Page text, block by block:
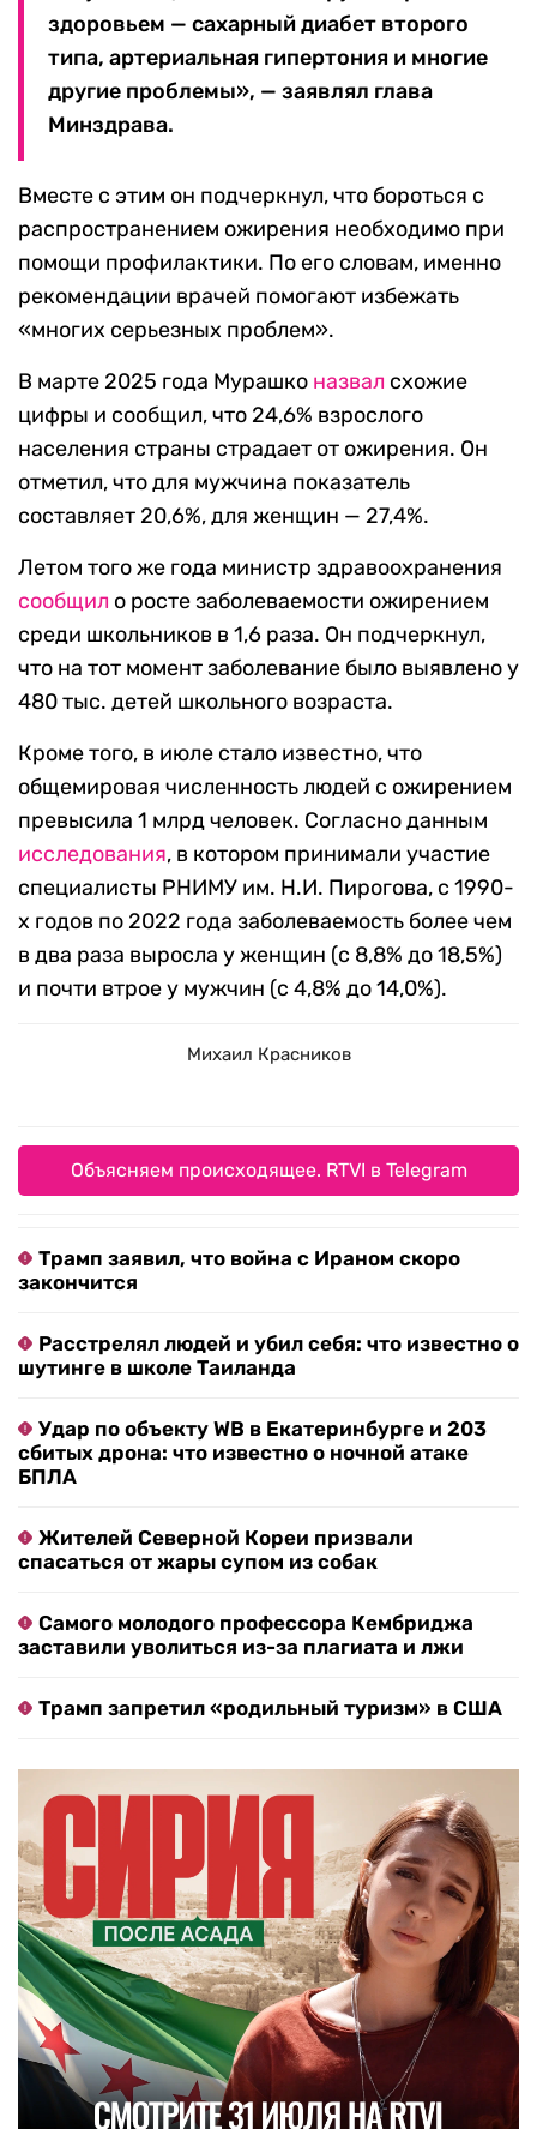
здоровьем — сахарный диабет второго
типа, артериальная гипертония и многие
другие проблемы», — заявлял глава
Минздрава.
Вместе с этим он подчеркнул, что бороться с
распространением ожирения необходимо при
помощи профилактики. По его словам, именно
рекомендации врачей помогают избежать
«многих серьезных проблем».
В марте 2025 года Мурашко назвал схожие
цифры и сообщил, что 24,6% взрослого
населения страны страдает от ожирения. Он
отметил, что для мужчина показатель
составляет 20,6%, для женщин — 27,4%.
Летом того же года министр здравоохранения
сообщил о росте заболеваемости ожирением
среди школьников в 1,6 раза. Он подчеркнул,
что на тот момент заболевание было выявлено у
480 тыс. детей школьного возраста.
Кроме того, в июле стало известно, что
общемировая численность людей с ожирением
превысила 1 млрд человек. Согласно данным
исследования, в котором принимали участие
специалисты РНИМУ им. Н.И. Пирогова, с 1990-
х годов по 2022 года заболеваемость более чем
в два раза выросла у женщин (с 8,8% до 18,5%)
и почти втрое у мужчин (с 4,8% до 14,0%).
Михаил Красников
Объясняем происходящее. RTVI в Telegram
Трамп заявил, что война с Ираном скоро
закончится
Расстрелял людей и убил себя: что известно о
шутинге в школе Таиланда
Удар по объекту WB в Екатеринбурге и 203
сбитых дрона: что известно о ночной атаке
БПЛА
Жителей Северной Кореи призвали
спасаться от жары супом из собак
Самого молодого профессора Кембриджа
заставили уволиться из-за плагиата и лжи
Трамп запретил «родильный туризм» в США